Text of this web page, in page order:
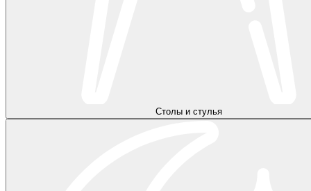
Столы и стулья